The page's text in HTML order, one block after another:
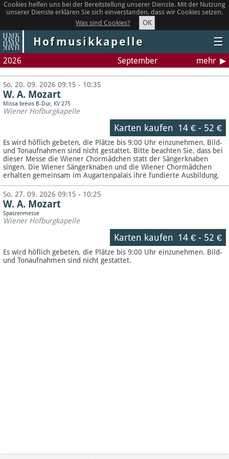
Cookies helfen uns bei der Bereitstellung unserer Dienste. Mit der Nutzung
unserer Dienste erklären Sie sich einverstanden, dass wir Cookies setzen.
Was sind Cookies?
OK
Hofmusikkapelle ☰
2026 September mehr
So, 20. 09. 2026 09:15 - 10:35
W. A. Mozart
Missa brevis B-Dur, KV 275
Wiener Hofburgkapelle
Karten kaufen 14 €- 52 €
Es wird höflich gebeten, die Plätze bis 9:00 Uhr einzunehmen. Bild-
und Tonaufnahmen sind nicht gestattet. Bitte beachten Sie, dass bei
dieser Messe die Wiener Chormädchen statt der Sängerknaben
singen. Die Wiener Sängerknaben und die Wiener Chormädchen
erhalten gemeinsam im Augartenpalais ihre fundierte Ausbildung.
So, 27. 09. 2026 09:15 - 10:25
W. A. Mozart
Spatzenmesse
Wiener Hofburgkapelle
Karten kaufen 14 €- 52 €
Es wird höflich gebeten, die Plätze bis 9:00 Uhr einzunehmen. Bild-
und Tonaufnahmen sind nicht gestattet.